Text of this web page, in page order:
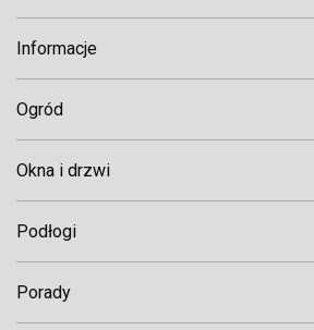
Informacje
Ogród
Okna i drzwi
Podłogi
Porady